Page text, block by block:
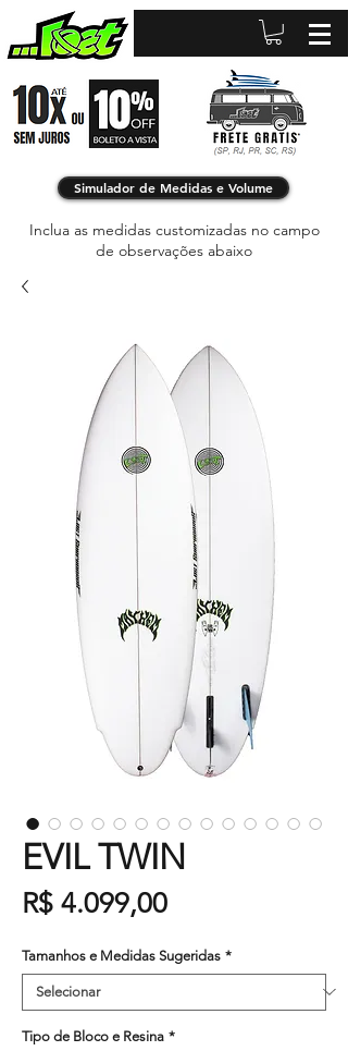
Simulador de Medidas e Volume
Inclua as medidas customizadas no campo
de observações abaixo
EVIL TWIN
R$ 4.099,00Preço
Tamanhos e Medidas Sugeridas *
Tipo de Bloco e Resina *